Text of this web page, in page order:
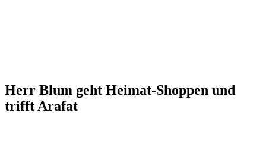
Herr Blum geht Heimat-Shoppen und
trifft Arafat